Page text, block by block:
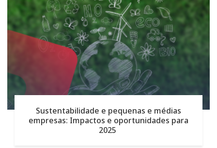
Sustentabilidade e pequenas e médias
empresas: Impactos e oportunidades para
2025